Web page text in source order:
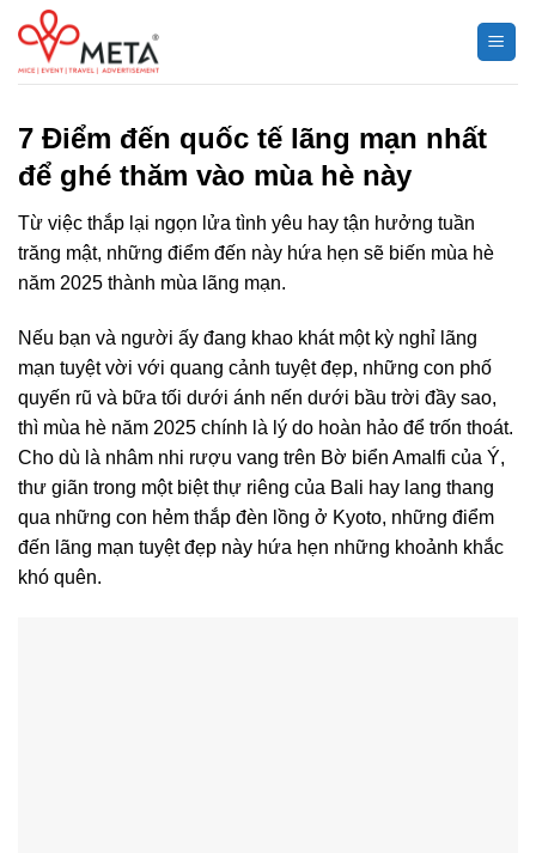
Chuyển
đến
nội
7 Điểm đến quốc tế lãng mạn nhất
để ghé thăm vào mùa hè này
Từ việc thắp lại ngọn lửa tình yêu hay tận hưởng tuần
trăng mật, những điểm đến này hứa hẹn sẽ biến mùa hè
năm 2025 thành mùa lãng mạn.
Nếu bạn và người ấy đang khao khát một kỳ nghỉ lãng
mạn tuyệt vời với quang cảnh tuyệt đẹp, những con phố
quyến rũ và bữa tối dưới ánh nến dưới bầu trời đầy sao,
thì mùa hè năm 2025 chính là lý do hoàn hảo để trốn thoát.
Cho dù là nhâm nhi rượu vang trên Bờ biển Amalfi của Ý,
thư giãn trong một biệt thự riêng của Bali hay lang thang
qua những con hẻm thắp đèn lồng ở Kyoto, những điểm
đến lãng mạn tuyệt đẹp này hứa hẹn những khoảnh khắc
khó quên.